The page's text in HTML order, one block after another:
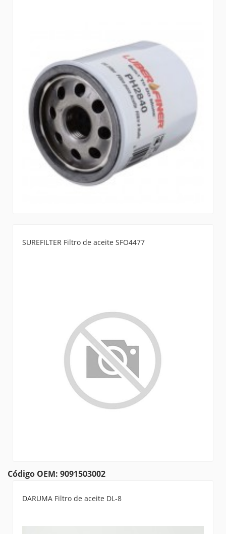
SUREFILTER Filtro de aceite SFO4477
Código OEM: 9091503002
DARUMA Filtro de aceite DL-8